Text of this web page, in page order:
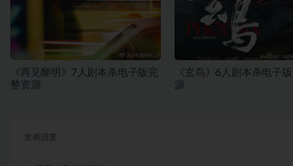
《再见黎明》7人剧本杀电子版完
整资源
《玄鸟》6人剧本杀电子
源